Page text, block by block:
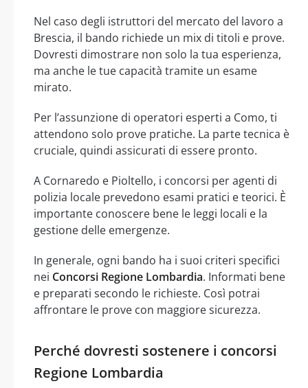
Nel caso degli istruttori del mercato del lavoro a
Brescia, il bando richiede un mix di titoli e prove.
Dovresti dimostrare non solo la tua esperienza,
ma anche le tue capacità tramite un esame
mirato.
Per l’assunzione di operatori esperti a Como, ti
attendono solo prove pratiche. La parte tecnica è
cruciale, quindi assicurati di essere pronto.
A Cornaredo e Pioltello, i concorsi per agenti di
polizia locale prevedono esami pratici e teorici. È
importante conoscere bene le leggi locali e la
gestione delle emergenze.
In generale, ogni bando ha i suoi criteri specifici
nei Concorsi Regione Lombardia. Informati bene
e preparati secondo le richieste. Così potrai
affrontare le prove con maggiore sicurezza.
Perché dovresti sostenere i concorsi
Regione Lombardia